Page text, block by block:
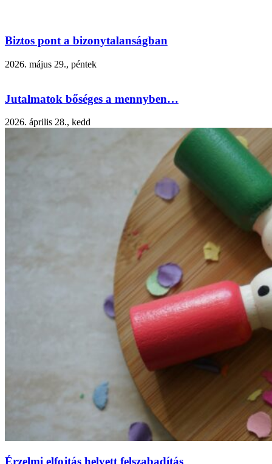
Biztos pont a bizonytalanságban
2026. május 29., péntek
Jutalmatok bőséges a mennyben…
2026. április 28., kedd
Érzelmi elfojtás helyett felszabadítás